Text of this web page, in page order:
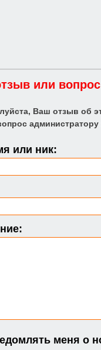
или вопрос
Ваш отзыв об
или ник:
меня о